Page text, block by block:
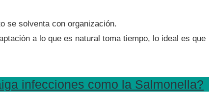
se solventa con organización.
a lo que es natural toma tiempo, lo ideal es que
infecciones como la Salmonella?